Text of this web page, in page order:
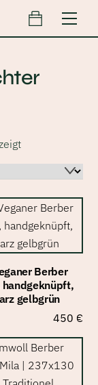
Cart
Berber
handgeknüpft,
gelbgrün
450 €